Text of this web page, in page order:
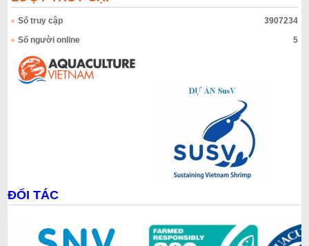
Số truy cập
3907234
Số người online
5
ĐỐI TÁC